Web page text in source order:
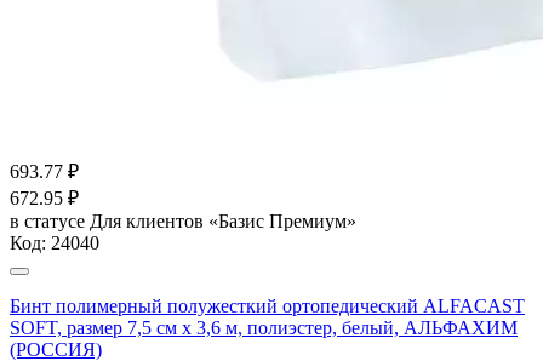
693.77 ₽
672.95 ₽
в статусе Для клиентов «Базис Премиум»
Код: 24040
Бинт полимерный полужесткий ортопедический ALFACAST
SOFT, размер 7,5 см х 3,6 м, полиэстер, белый, АЛЬФАХИМ
(РОССИЯ)